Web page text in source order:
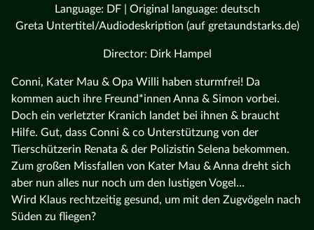
Language: DF | Original language: deutsch
Greta Untertitel/Audiodeskription (auf gretaundstarks.de)
Director: Dirk Hampel
Conni, Kater Mau & Opa Willi haben sturmfrei! Da
kommen auch ihre Freund*innen Anna & Simon vorbei.
Doch ein verletzter Kranich landet bei ihnen & braucht
Hilfe. Gut, dass Conni & co Unterstützung von der
Tierschützerin Renata & der Polizistin Selena bekommen.
Zum großen Missfallen von Kater Mau & Anna dreht sich
aber nun alles nur noch um den lustigen Vogel…
Wird Klaus rechtzeitig gesund, um mit den Zugvögeln nach
Süden zu fliegen?